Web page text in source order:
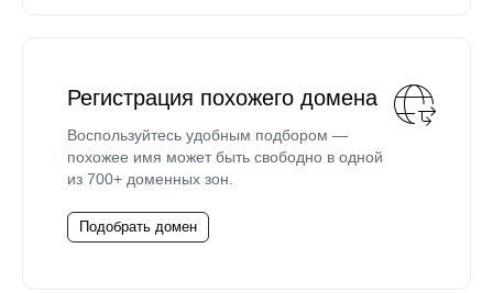
Регистрация похожего домена
Воспользуйтесь удобным подбором —
похожее имя может быть свободно в одной
из 700+ доменных зон.
Подобрать домен